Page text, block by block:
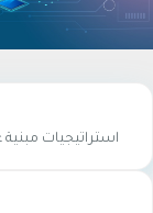
استراتيجيات مبنية